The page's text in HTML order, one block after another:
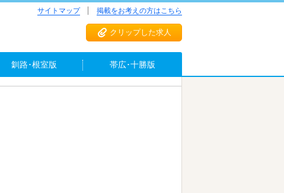
サイトマップ 掲載をお考えの方はこちら
クリップした求人
釧路･根室版 帯広･十勝版